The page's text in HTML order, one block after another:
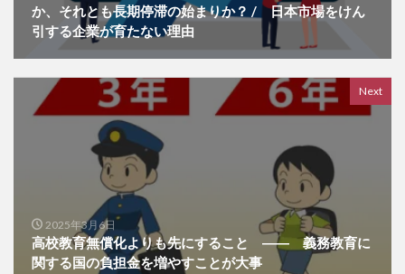
か、それとも長期停滞の始まりか？ / 日本市場をけん
引する企業が育たない理由
Next
2025年3月6日
高校教育無償化よりも先にすること ―― 義務教育に
関する国の負担金を増やすことが大事